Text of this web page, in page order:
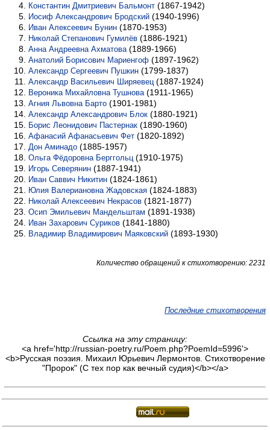
Константин Дмитриевич Бальмонт (1867-1942)
Иосиф Александрович Бродский (1940-1996)
Иван Алексеевич Бунин (1870-1953)
Николай Степанович Гумилёв (1886-1921)
Анна Андреевна Ахматова (1889-1966)
Анатолий Борисович Мариенгоф (1897-1962)
Александр Сергеевич Пушкин (1799-1837)
Александр Васильевич Ширяевец (1887-1924)
Вероника Михайловна Тушнова (1911-1965)
Агния Львовна Барто (1901-1981)
Александр Александрович Блок (1880-1921)
Борис Леонидович Пастернак (1890-1960)
Афанасий Афанасьевич Фет (1820-1892)
Дон Аминадо (1885-1957)
Ольга Фёдоровна Берггольц (1910-1975)
Игорь Северянин (1887-1941)
Иван Саввич Никитин (1824-1861)
Юлия Валериановна Жадовская (1824-1883)
Николай Алексеевич Некрасов (1821-1877)
Осип Эмильевич Мандельштам (1891-1938)
Иван Захарович Суриков (1841-1880)
Владимир Владимирович Маяковский (1893-1930)
Количество обращений к стихотворению: 2231
Последние стихотворения
Ссылка на эту страницу:
<a href='http://russian-poetry.ru/Poem.php?PoemId=5996'>
<b>Русская поэзия. Михаил Юрьевич Лермонтов. Стихотворение
"Пророк" (С тех пор как вечный судия)</b></a>